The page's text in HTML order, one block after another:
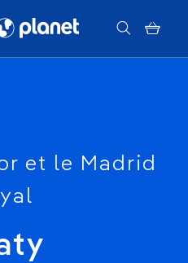
et le Madrid